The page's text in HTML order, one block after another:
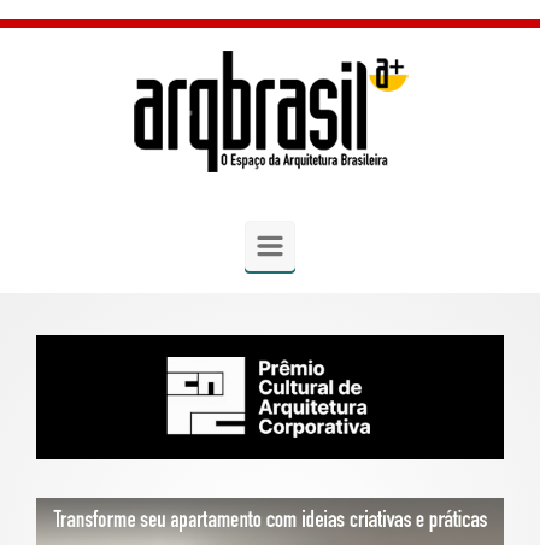
Skip to main content